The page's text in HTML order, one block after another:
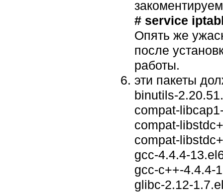
# service
Опять же
после
работы.
эти пакеты
binutils-
compat-
compat-
compat-
gcc-4.4.4-
gcc-c++-4.4.4-
glibc-2.12-